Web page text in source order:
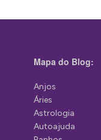
Mapa do Blog:
Anjos
Áries
Astrologia
Autoajuda